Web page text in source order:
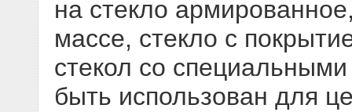
на стекло
массе, стекло с
стекол со
быть использован для